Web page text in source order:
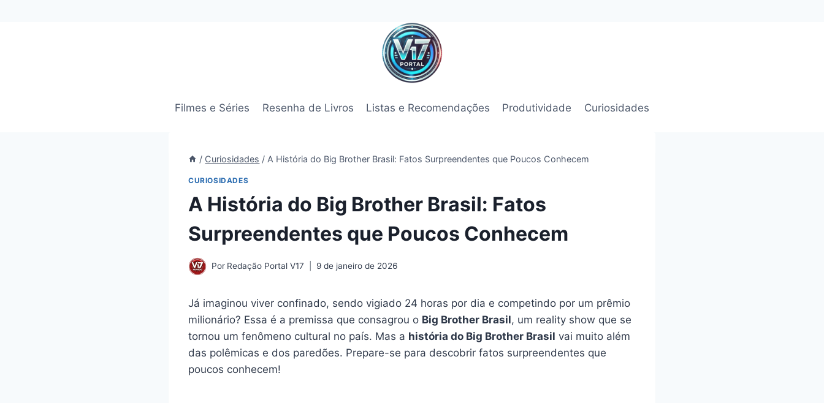
Filmes e Séries Resenha de Livros Listas e Recomendações Produtividade Curiosidades
/ Curiosidades / A História do Big Brother Brasil: Fatos Surpreendentes que Poucos Conhecem
CURIOSIDADES
A História do Big Brother Brasil: Fatos
Surpreendentes que Poucos Conhecem
Por Redação Portal V17 9 de janeiro de 2026
Já imaginou viver confinado, sendo vigiado 24 horas por dia e competindo por um prêmio
milionário? Essa é a premissa que consagrou o Big Brother Brasil, um reality show que se
tornou um fenômeno cultural no país. Mas a história do Big Brother Brasil vai muito além
das polêmicas e dos paredões. Prepare-se para descobrir fatos surpreendentes que
poucos conhecem!